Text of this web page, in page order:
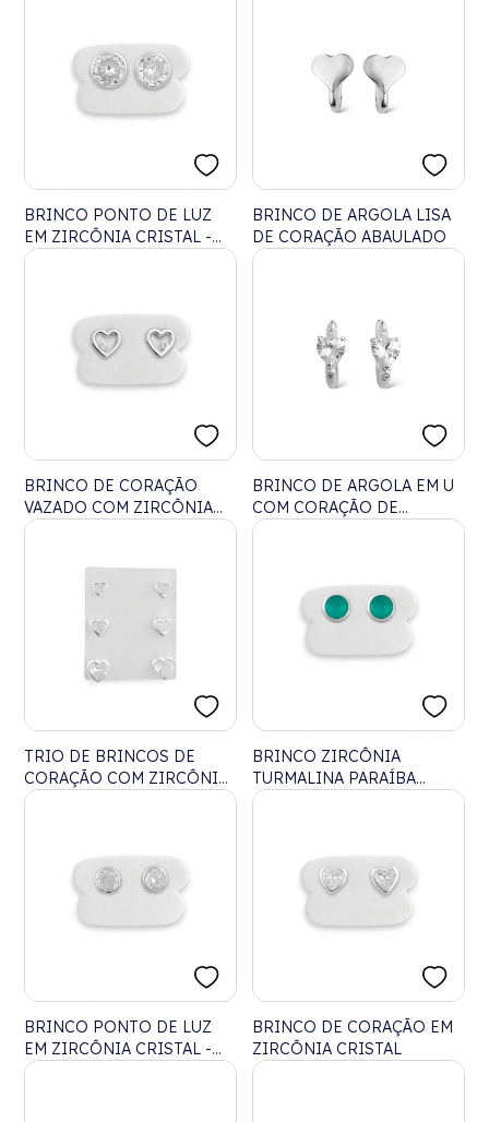
BRINCO PONTO DE LUZ
EM ZIRCÔNIA CRISTAL -
8MM
BRINCO DE ARGOLA LISA
DE CORAÇÃO ABAULADO
BRINCO DE CORAÇÃO
VAZADO COM ZIRCÔNIA
CRISTAL
BRINCO DE ARGOLA EM U
COM CORAÇÃO DE
ZIRCÔNIA CRISTAL
TRIO DE BRINCOS DE
CORAÇÃO COM ZIRCÔNIA
CRISTAL
BRINCO ZIRCÔNIA
TURMALINA PARAÍBA
FOSCA - 6MM
BRINCO PONTO DE LUZ
EM ZIRCÔNIA CRISTAL -
5MM
BRINCO DE CORAÇÃO EM
ZIRCÔNIA CRISTAL